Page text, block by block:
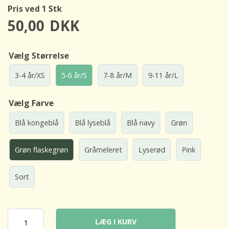
Pris ved 1 Stk
50,00 DKK
Vælg Størrelse
3-4 år/XS 5-6 år/S 7-8 år/M 9-11 år/L
Vælg Farve
Blå kongeblå Blå lyseblå Blå navy Grøn
Grøn flaskegrøn Gråmeleret Lyserød Pink
Sort
LÆG I KURV